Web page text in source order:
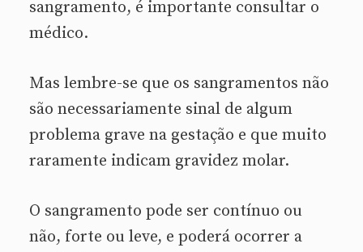
sangramento, é importante consultar o
médico.
Mas lembre-se que os sangramentos não
são necessariamente sinal de algum
problema grave na gestação e que muito
raramente indicam gravidez molar.
O sangramento pode ser contínuo ou
não, forte ou leve, e poderá ocorrer a